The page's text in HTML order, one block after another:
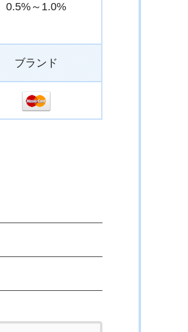
0.5%～1.0%
ブランド